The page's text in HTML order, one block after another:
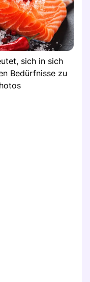
sich in sich
Bedürfnisse zu